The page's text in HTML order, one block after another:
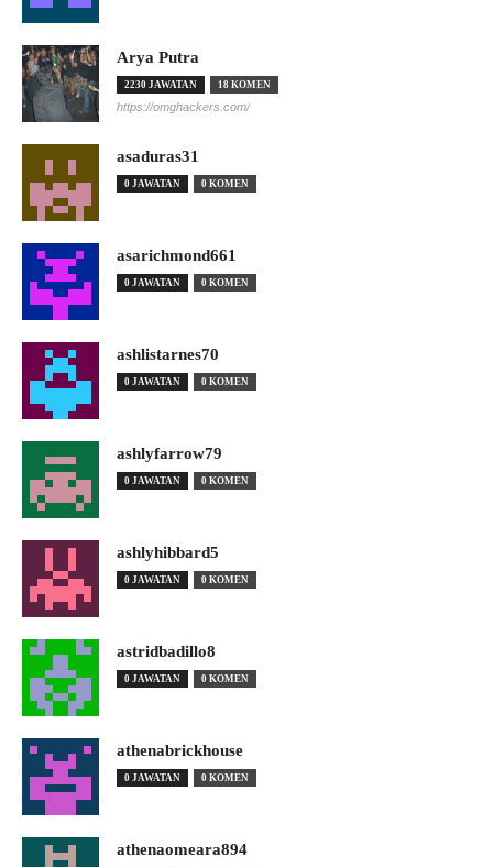
Arya Putra
2230 JAWATAN 18 KOMEN
https://omghackers.com/
asaduras31
0 JAWATAN 0 KOMEN
asarichmond661
0 JAWATAN 0 KOMEN
ashlistarnes70
0 JAWATAN 0 KOMEN
ashlyfarrow79
0 JAWATAN 0 KOMEN
ashlyhibbard5
0 JAWATAN 0 KOMEN
astridbadillo8
0 JAWATAN 0 KOMEN
athenabrickhouse
0 JAWATAN 0 KOMEN
athenaomeara894